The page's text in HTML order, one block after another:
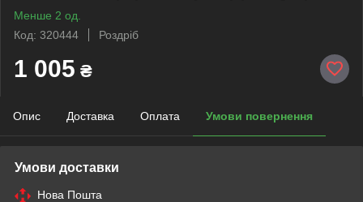
Менше 2 од.
Код: 320444
Роздріб
1 005 ₴
Опис Доставка Оплата Умови повернення
Умови доставки
Нова Пошта